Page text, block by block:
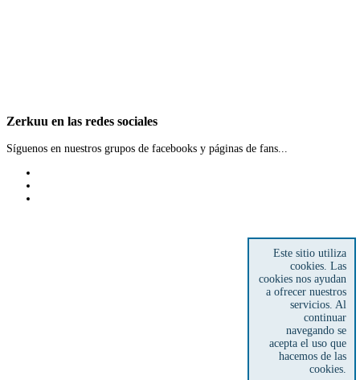
Zerkuu en las redes sociales
Síguenos en nuestros grupos de facebooks y páginas de fans...
Te facilitamos el medio de contacto más directo disponible con el empleador
Recibe alertas diarias de empleo en tu zona desde tu perfil de facebook
Este sitio utiliza
cookies. Las
cookies nos ayudan
a ofrecer nuestros
servicios. Al
continuar
navegando se
acepta el uso que
hacemos de las
cookies.